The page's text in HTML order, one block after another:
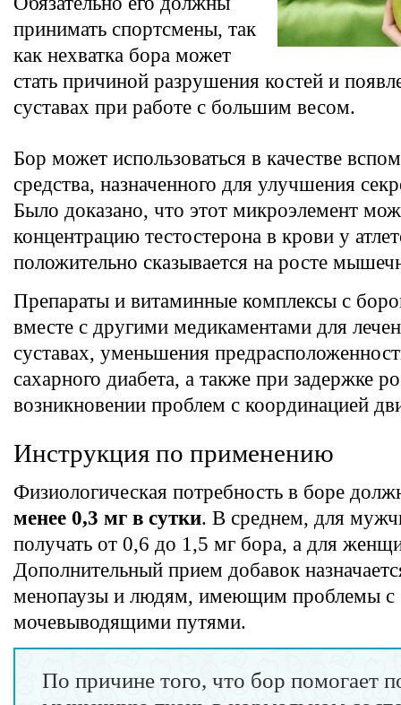
принимать спортсмены, так
как нехватка бора может
стать причиной разрушения костей и
суставах при работе с большим весом.
Бор может использоваться в качестве
средства, назначенного для улучшения
Было доказано, что этот микроэлемент
концентрацию тестостерона в крови у
положительно сказывается на росте
Препараты и витаминные комплексы с
вместе с другими медикаментами для
суставах, уменьшения
сахарного диабета, а также при задержке
возникновении проблем с координацией
Инструкция по применению
Физиологическая потребность в боре
менее 0,3 мг в сутки. В среднем, для
получать от 0,6 до 1,5 мг бора, а для
Дополнительный прием добавок
менопаузы и людям, имеющим проблемы с
мочевыводящими путями.
По причине того, что бор помогает